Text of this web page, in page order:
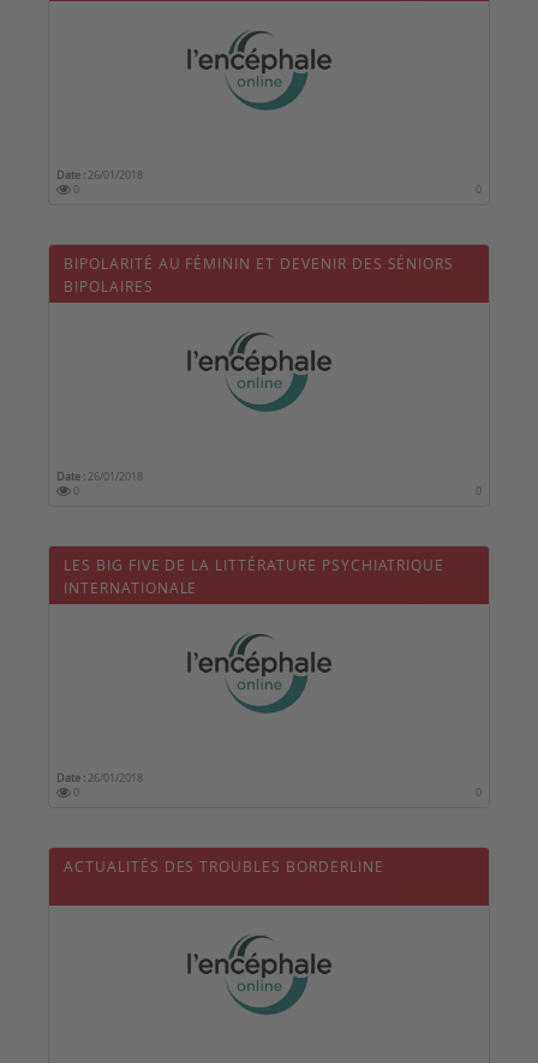
Date : 26/01/2018
0
0
BIPOLARITÉ AU FÉMININ ET DEVENIR DES SÉNIORS
BIPOLAIRES
Date : 26/01/2018
0
0
LES BIG FIVE DE LA LITTÉRATURE PSYCHIATRIQUE
INTERNATIONALE
Date : 26/01/2018
0
0
ACTUALITÉS DES TROUBLES BORDERLINE